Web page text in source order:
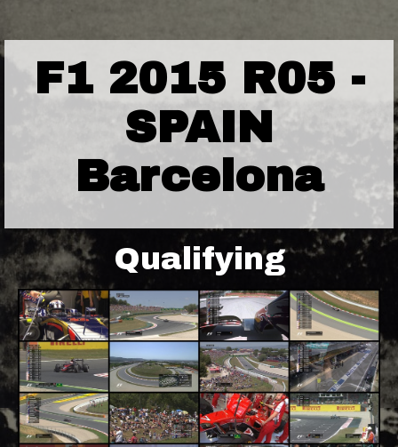
F1 2015 R05 -
SPAIN
Barcelona
Qualifying